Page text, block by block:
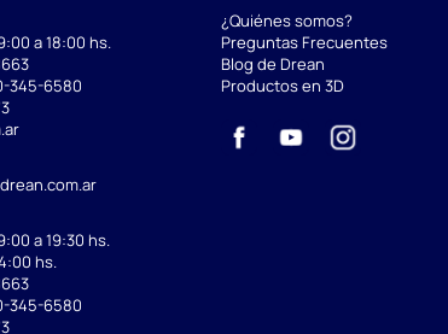
a 18:00 hs.
345-6580
a 19:30 hs.
hs.
345-6580
¿Quiénes somos?
Preguntas Frecuentes
Blog de Drean
Productos en 3D